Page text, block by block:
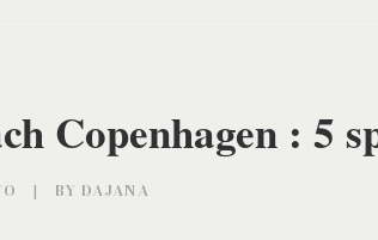
Copenhagen : 5
| BY DAJANA